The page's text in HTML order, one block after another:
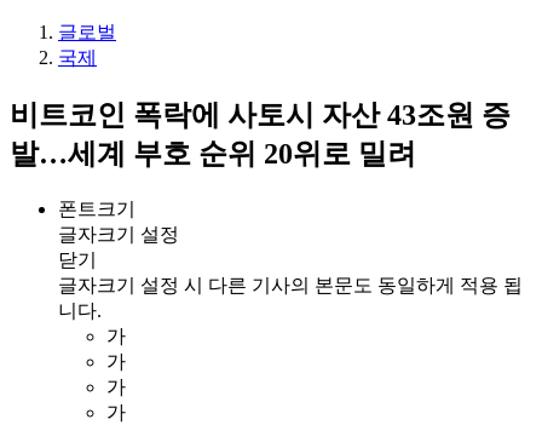
글로벌
국제
비트코인 폭락에 사토시 자산 43조원 증
발…세계 부호 순위 20위로 밀려
폰트크기
글자크기 설정
닫기
글자크기 설정 시 다른 기사의 본문도 동일하게 적용 됩
니다.
가
가
가
가